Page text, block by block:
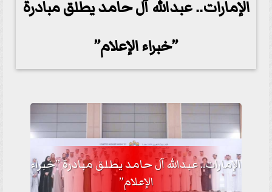
الإمارات.. عبدالله آل حامد يطلق مبادرة
”خبراء الإعلام”
الإمارات.. عبدالله آل حامد يطلق مبادرة ”خبراء
الإعلام”